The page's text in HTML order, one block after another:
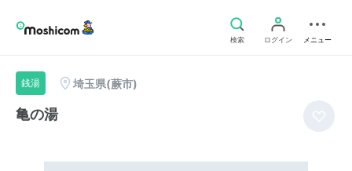
検索 ログイン メニュー
銭湯 埼玉県(蕨市)
亀の湯